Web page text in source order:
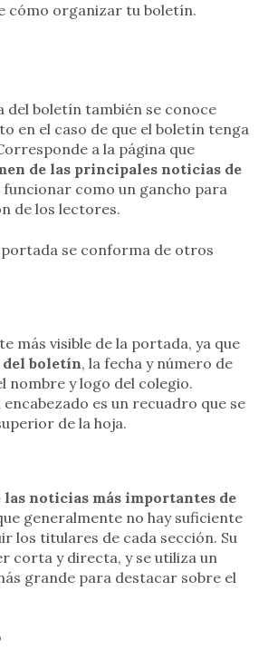
cómo organizar tu boletín.
del boletín también se conoce
en el caso de que el boletín tenga
a la página que
de las principales noticias de
funcionar como un gancho para
de los lectores.
se conforma de otros
más visible de la portada, ya que
boletín, la fecha y número de
nombre y logo del colegio.
es un recuadro que se
de la hoja.
noticias más importantes de
generalmente no hay suficiente
los titulares de cada sección. Su
corta y directa, y se utiliza un
grande para destacar sobre el